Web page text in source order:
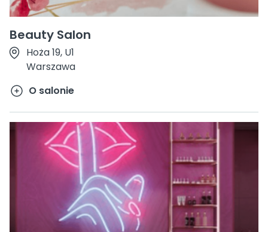
Beauty Salon
Hoża 19, U1
Warszawa
O salonie